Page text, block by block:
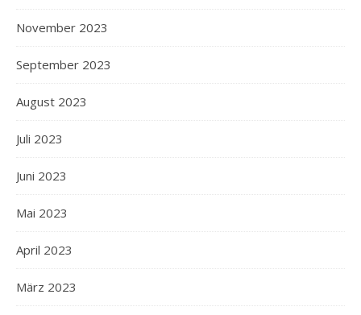
November 2023
September 2023
August 2023
Juli 2023
Juni 2023
Mai 2023
April 2023
März 2023